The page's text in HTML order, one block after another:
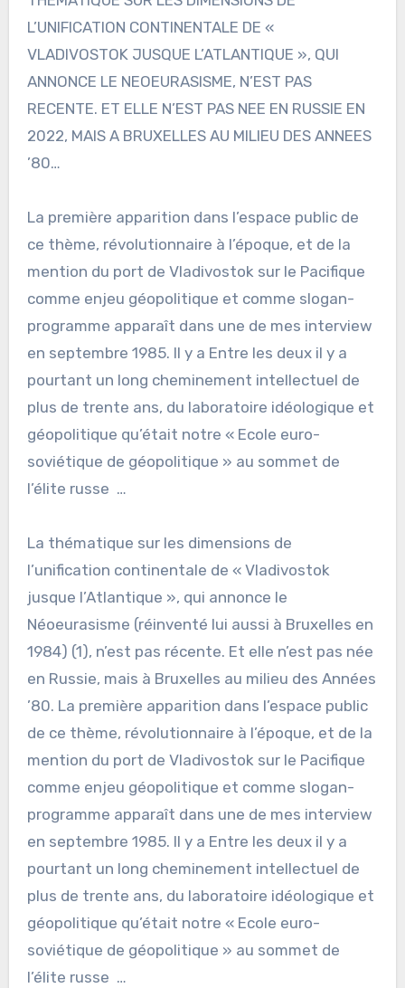
L’UNIFICATION CONTINENTALE DE «
VLADIVOSTOK JUSQUE L’ATLANTIQUE », QUI
ANNONCE LE NEOEURASISME, N’EST PAS
RECENTE. ET ELLE N’EST PAS NEE EN RUSSIE EN
2022, MAIS A BRUXELLES AU MILIEU DES ANNEES
’80…
La première apparition dans l’espace public de
ce thème, révolutionnaire à l’époque, et de la
mention du port de Vladivostok sur le Pacifique
comme enjeu géopolitique et comme slogan-
programme apparaît dans une de mes interview
en septembre 1985. Il y a Entre les deux il y a
pourtant un long cheminement intellectuel de
plus de trente ans, du laboratoire idéologique et
géopolitique qu’était notre « Ecole euro-
soviétique de géopolitique » au sommet de
l’élite russe …
La thématique sur les dimensions de
l’unification continentale de « Vladivostok
jusque l’Atlantique », qui annonce le
Néoeurasisme (réinventé lui aussi à Bruxelles en
1984) (1), n’est pas récente. Et elle n’est pas née
en Russie, mais à Bruxelles au milieu des Années
’80. La première apparition dans l’espace public
de ce thème, révolutionnaire à l’époque, et de la
mention du port de Vladivostok sur le Pacifique
comme enjeu géopolitique et comme slogan-
programme apparaît dans une de mes interview
en septembre 1985. Il y a Entre les deux il y a
pourtant un long cheminement intellectuel de
plus de trente ans, du laboratoire idéologique et
géopolitique qu’était notre « Ecole euro-
soviétique de géopolitique » au sommet de
l’élite russe …